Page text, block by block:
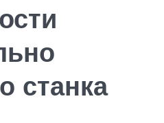
станка